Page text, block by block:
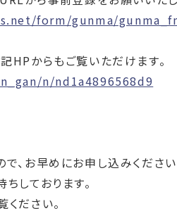
form/gunma/
HPからもご覧いただけます。
n/nd1a4896568d9
、お早めにお申し込みください
しております。
ださい。